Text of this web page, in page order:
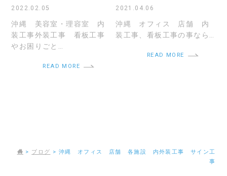
2022.02.05
沖縄 美容室・理容室 内
装工事外装工事 看板工事
やお困りごと…
READ MORE
2021.04.06
沖縄 オフィス 店舗 内
装工事、看板工事の事なら…
READ MORE
> ブログ > 沖縄 オフィス 店舗 各施設 内外装工事 サイン工
事